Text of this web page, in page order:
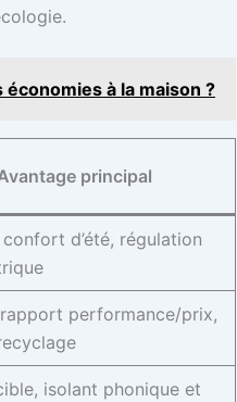
à la maison ?
principal
d’été, régulation
performance/prix,
isolant phonique et